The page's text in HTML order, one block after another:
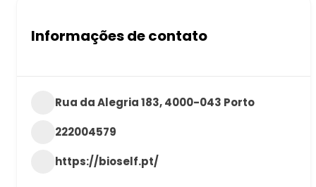
Informações de contato
Rua da Alegria 183, 4000-043 Porto
222004579
https://bioself.pt/